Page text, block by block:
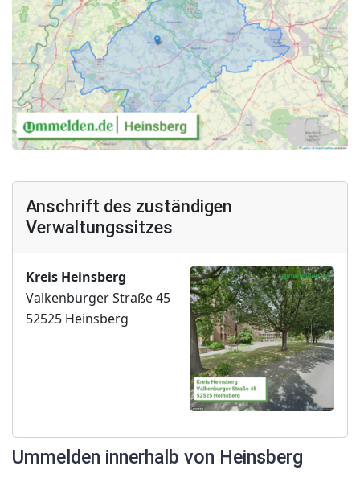
Anschrift des zuständigen
Verwaltungssitzes
Kreis Heinsberg
Valkenburger Straße 45
52525 Heinsberg
Ummelden innerhalb von Heinsberg